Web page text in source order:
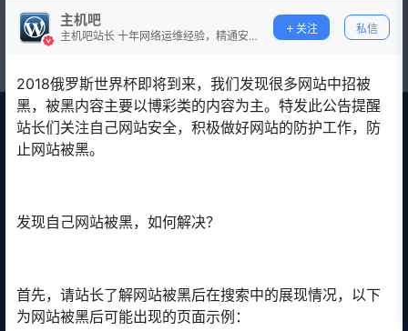
主机吧
主机吧站长 十年网络运维经验，精通安
关注 私信
2018俄罗斯世界杯即将到来，我们发现很多网站中招被
黑，被黑内容主要以博彩类的内容为主。特发此公告提醒
站长们关注自己网站安全，积极做好网站的防护工作，防
止网站被黑。
发现自己网站被黑，如何解决？
首先，请站长了解网站被黑后在搜索中的展现情况，以下
为网站被黑后可能出现的页面示例：